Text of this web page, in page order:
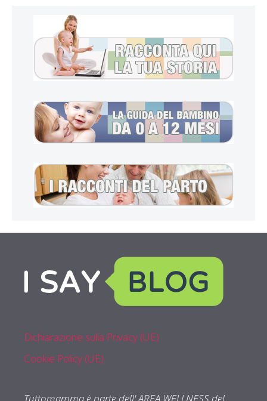
Dichiarazione sulla Privacy (UE)
Cookie Policy (UE)